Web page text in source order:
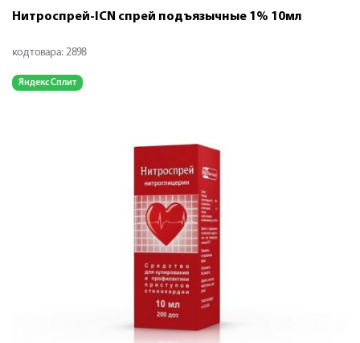
Нитроспрей-ICN спрей подъязычные 1% 10мл
код товара: 2898
Яндекс Сплит